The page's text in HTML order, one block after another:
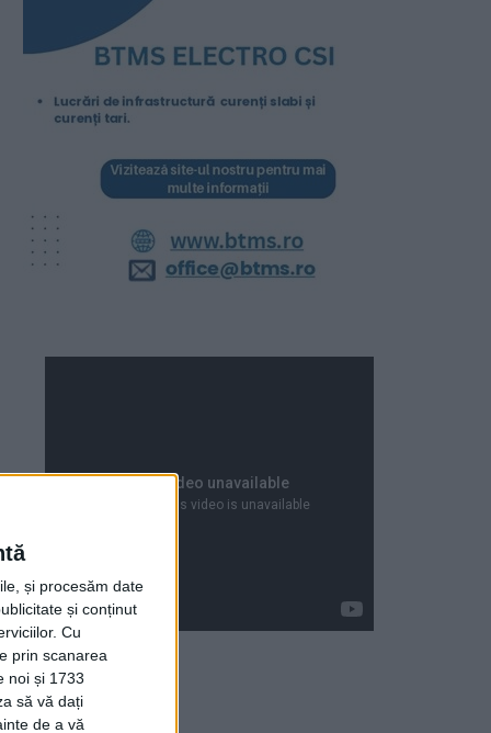
și procesăm date
și conținut
Cu
prin scanarea
noi și 1733
să vă dați
de a vă
Articole recente